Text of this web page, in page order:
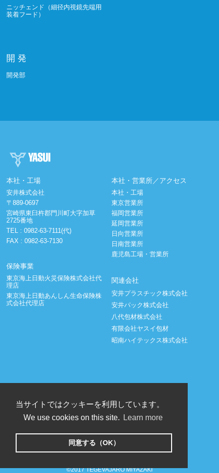
当サイトではクッキーを利用しています。
We use cookies on this site.
Learn more
同意する（OK）
ニッチェンド（細径内視鏡先端用
装着フード）
開 発
開発部
本社・工場
安井株式会社
〒889-0697
宮崎県東臼杵郡門川町大字加草
2725番地
TEL :0982-63-7111(代)
FAX : 0982-63-7130
保険事業
東京海上日動火災保険株式会社代
理店
東京海上日動あんしん生命保険株
式会社代理店
本社・営業所／アクセス
本社・工場
東京営業所
福岡営業所
延岡営業所
日向営業所
日南営業所
鹿児島工場・営業所
関連会社
安井プラスチック株式会社
安井パック株式会社
八代包材株式会社
有限会社ヤスイ包材
昭南ハイテックス株式会社
©2017 TEGEVAJARO MIYAZAKI
Copyright © 2006-2026 YASUI Co., Ltd. All right reserved